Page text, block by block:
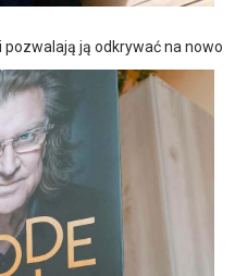
ją odkrywać na nowo